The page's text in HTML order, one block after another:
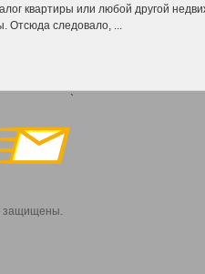
квартиры или любой другой
Отсюда следовало, ...
`
защищены.